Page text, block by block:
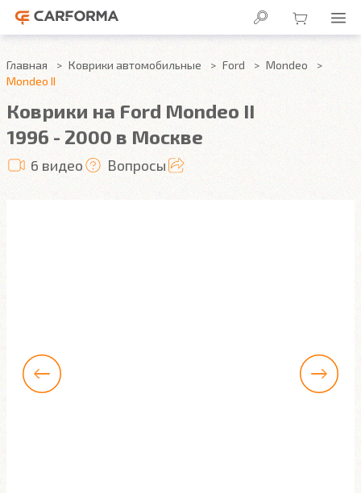
Главная Коврики автомобильные Ford
Mondeo
Mondeo II
Коврики на Ford Mondeo II
1996 - 2000 в Москве
6 видео Вопросы